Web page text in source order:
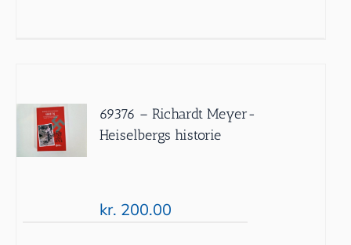
69376 – Richardt Meyer-
Heiselbergs historie
kr. 200.00